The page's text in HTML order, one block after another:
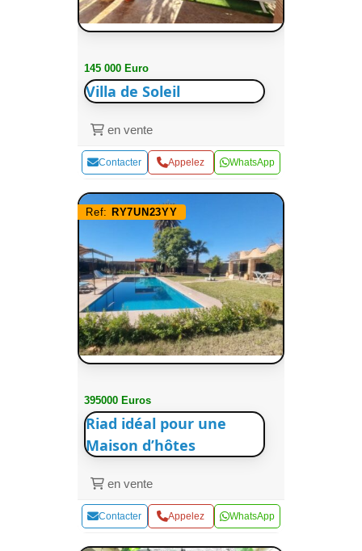
145 000 Euro
Villa de Soleil
en vente
Contacter Appelez WhatsApp
Ref: RY7UN23YY
395000 Euros
Riad idéal pour une
Maison d’hôtes
en vente
Contacter Appelez WhatsApp